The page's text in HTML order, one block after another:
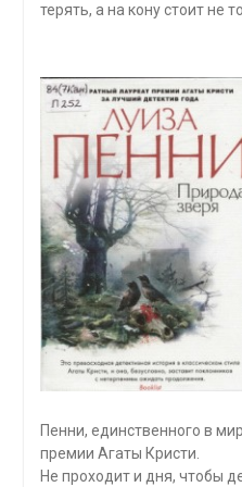
терять, а на кону стоит не
Пенни, единственного в
премии Агаты Кристи.
Не проходит и дня, чтобы